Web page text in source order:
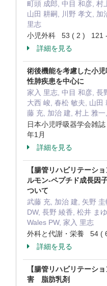
町頭 成郎, 中目 和彦, 村
山田 耕嗣, 川野 孝文, 加
里志
小児外科 53 ( 2 ) 121
詳細を見る
術後機能を考慮した小
性肺疾患を中心に
家入 里志, 中目 和彦, 長
大西 峻, 春松 敏夫, 山田
藤 充, 加治 建, 村上 雅
日本小児呼吸器学会
年1月
詳細を見る
【腸管リハビリテーシ
ルモン-ペプチド成長因
ついて
武藤 充, 加治 建, 矢野
DW, 長野 綾香, 松井 ま
Wales PW, 家入 里志
外科と代謝・栄養 54
詳細を見る
【腸管リハビリテーシ
害 脂肪乳剤